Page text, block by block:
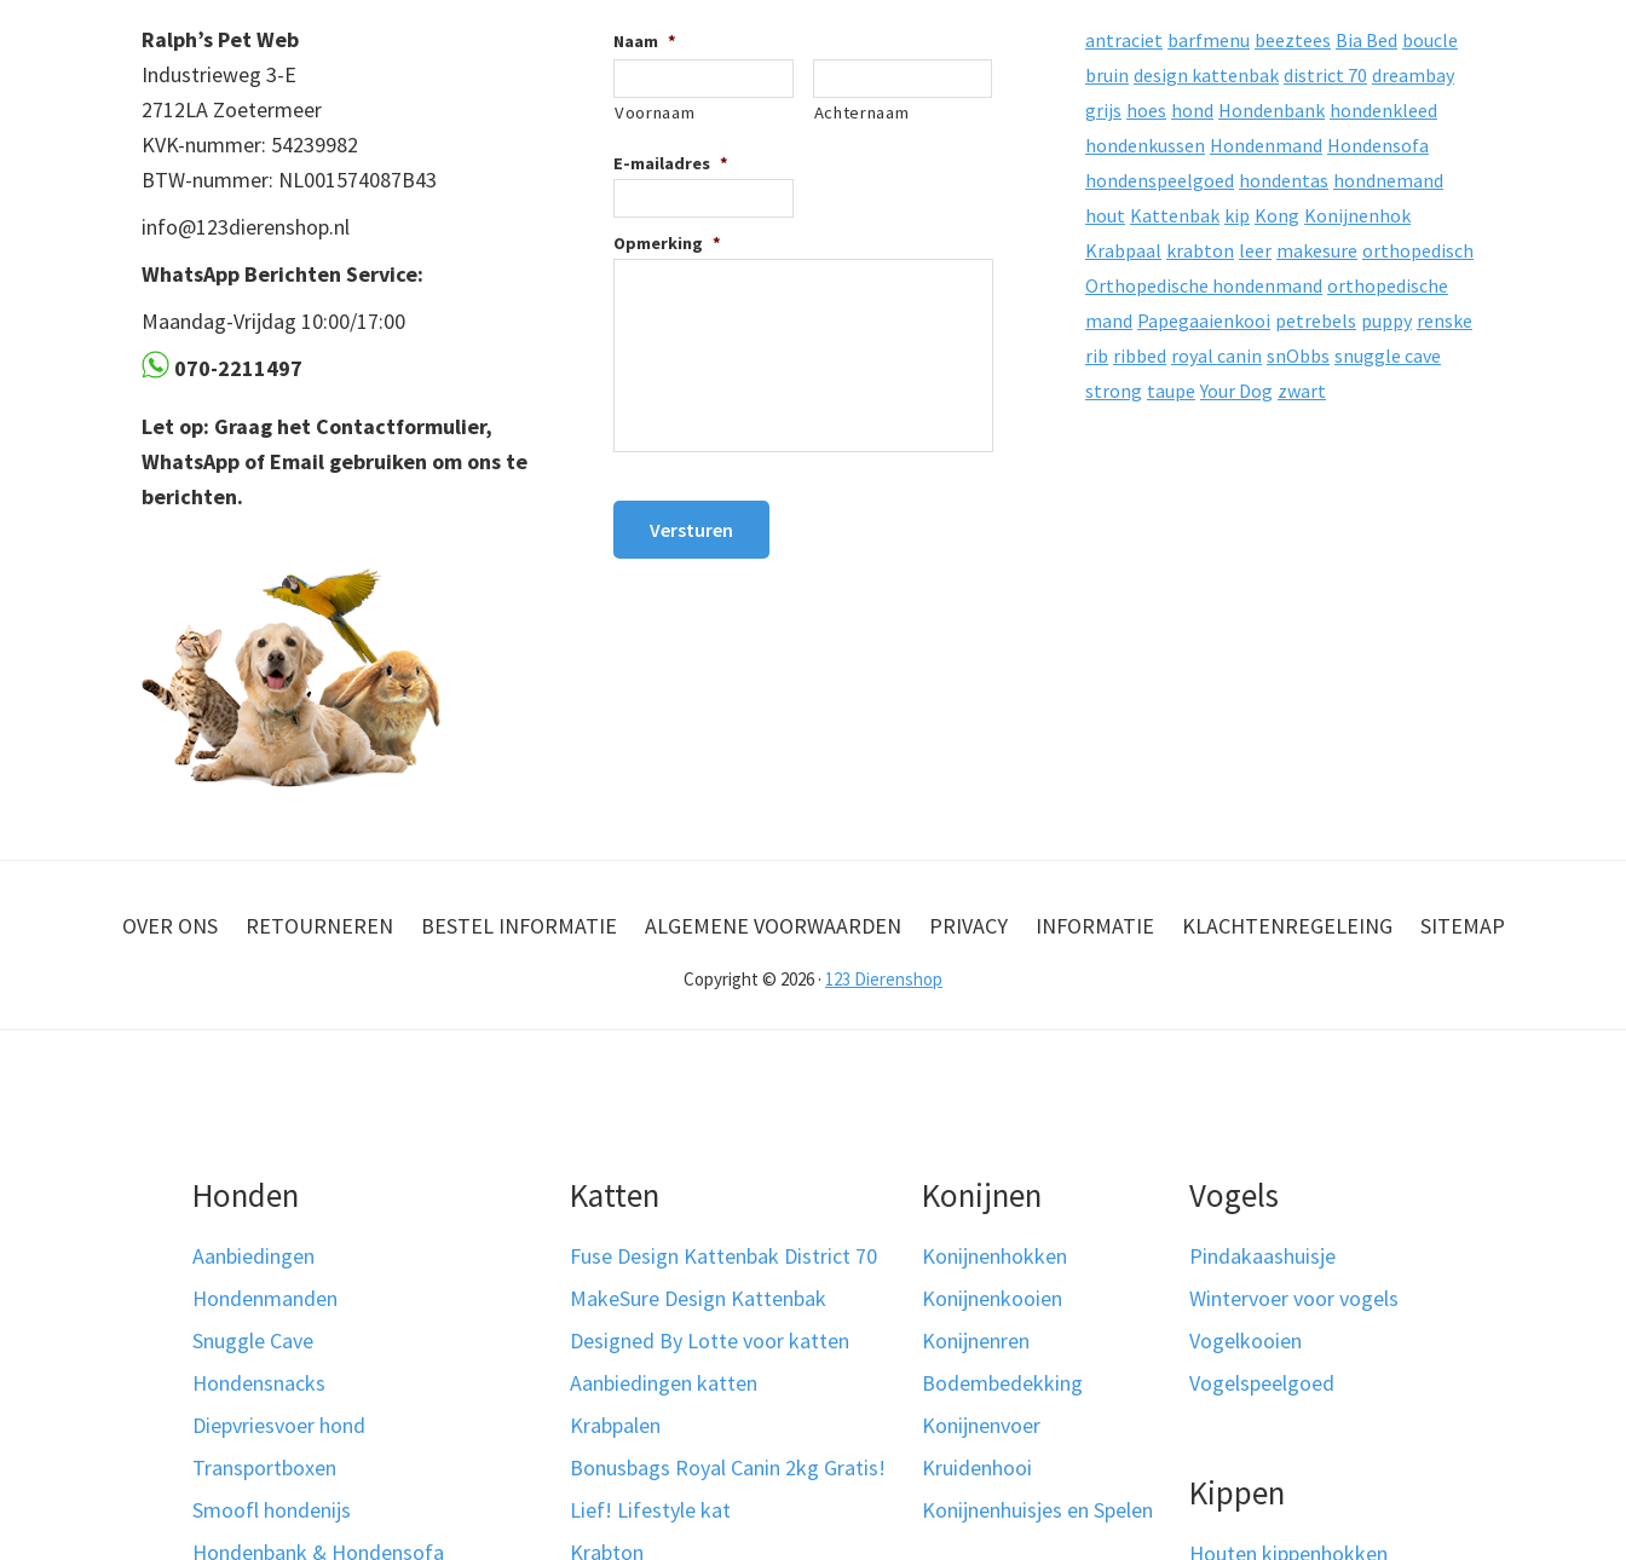
Ralph’s Pet Web
Industrieweg 3-E
2712LA Zoetermeer
KVK-nummer: 54239982
BTW-nummer: NL001574087B43
info@123dierenshop.nl
WhatsApp Berichten Service:
Maandag-Vrijdag 10:00/17:00
070-2211497
Let op: Graag het Contactformulier,
WhatsApp of Email gebruiken om ons te
berichten.
Naam *
Voornaam Achternaam
E-mailadres *
Opmerking *
Versturen
antraciet barfmenu beeztees Bia Bed boucle
bruin design kattenbak district 70 dreambay
grijs hoes hond Hondenbank hondenkleed
hondenkussen Hondenmand Hondensofa
hondenspeelgoed hondentas hondnemand
hout Kattenbak kip Kong Konijnenhok
Krabpaal krabton leer makesure orthopedisch
Orthopedische hondenmand orthopedische
mand Papegaaienkooi petrebels puppy renske
rib ribbed royal canin snObbs snuggle cave
strong taupe Your Dog zwart
OVER ONS RETOURNEREN BESTEL INFORMATIE ALGEMENE VOORWAARDEN PRIVACY INFORMATIE KLACHTENREGELEING SITEMAP
Copyright © 2026 · 123 Dierenshop
Honden
Aanbiedingen
Hondenmanden
Snuggle Cave
Hondensnacks
Diepvriesvoer hond
Transportboxen
Smoofl hondenijs
Hondenbank & Hondensofa
Katten
Fuse Design Kattenbak District 70
MakeSure Design Kattenbak
Designed By Lotte voor katten
Aanbiedingen katten
Krabpalen
Bonusbags Royal Canin 2kg Gratis!
Lief! Lifestyle kat
Krabton
Konijnen
Konijnenhokken
Konijnenkooien
Konijnenren
Bodembedekking
Konijnenvoer
Kruidenhooi
Konijnenhuisjes en Spelen
Vogels
Pindakaashuisje
Wintervoer voor vogels
Vogelkooien
Vogelspeelgoed
Kippen
Houten kippenhokken